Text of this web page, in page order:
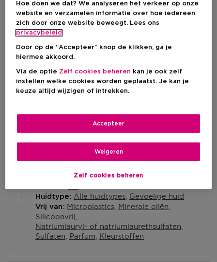
€ 51,95
IN WINKELMANDJE
Levering aan huis
Op voorraad-
Korte beschrijving
Huidtype Alle huidtypes Gevoelige huid
Vrij van Microplastics Minerale oliën
Silicoonvrij
Natriumlauryl- of natriumlaurethsulfaten
Sulfaten Parfum Kleurstoffen
Hoe doen we dat? We analyseren het verkeer op onze
website en verzamelen informatie over hoe iedereen
zich door onze website beweegt. Lees ons
privacybeleid
Door op de “Accepteer” knop de klikken, ga je
hiermee akkoord.
Via de optie Zelf cookies beheren kan je ook zelf
instellen welke cookies worden geplaatst. Je kan je
keuze altijd wijzigen of intrekken.
Zelf cookies beheren
Weigeren
Accepteer